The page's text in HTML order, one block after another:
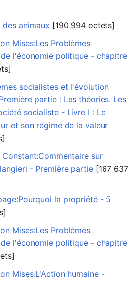
des animaux ‎[190 994 octets]
Mises:Les Problèmes
l'économie politique - chapitre
socialistes et l'évolution
partie : Les théories. Les
socialiste - Livre I : Le
et son régime de la valeur
Constant:Commentaire sur
- Première partie ‎[167 637
la propriété - 5
Mises:Les Problèmes
l'économie politique - chapitre
Mises:L'Action humaine -